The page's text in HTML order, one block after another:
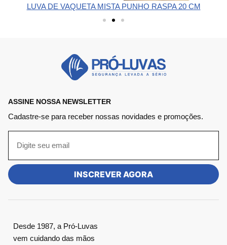
LUVA DE VAQUETA MISTA PUNHO RASPA 20 CM
ASSINE NOSSA NEWSLETTER
Cadastre-se para receber nossas novidades e promoções.
INSCREVER AGORA
Desde 1987, a Pró-Luvas
vem cuidando das mãos